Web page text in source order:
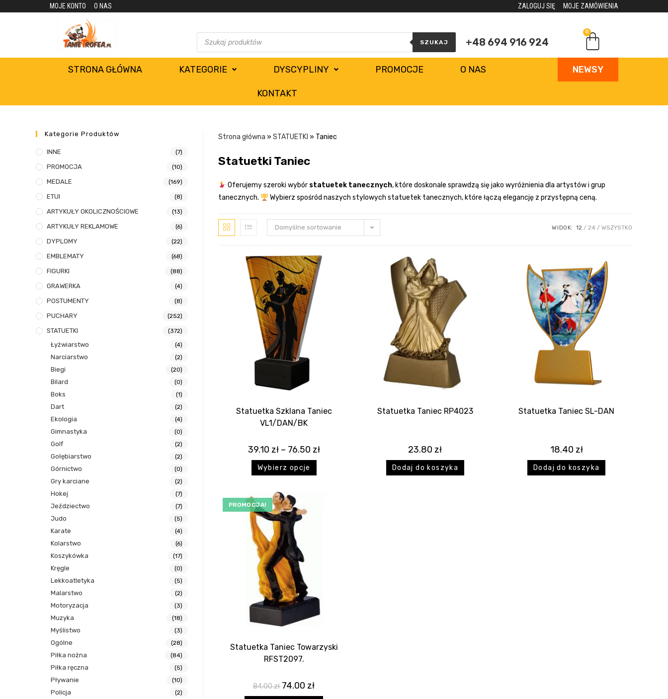
MOJE KONTO O NAS ZALOGUJ SIĘ MOJE ZAMÓWIENIA
SZUKAJ +48 694 916 924
0
STRONA GŁÓWNA KATEGORIE DYSCYPLINY PROMOCJE O NAS
KONTAKT
NEWSY
Strona główna » STATUETKI » Taniec
Statuetki Taniec
Oferujemy szeroki wybór statuetek tanecznych, które doskonale sprawdzą się jako wyróżnienia dla artystów i grup
tanecznych.
Wybierz spośród naszych stylowych statuetek tanecznych, które łączą elegancję z przystępną ceną.
Domyślne sortowanie WIDOK: 12 24 WSZYSTKO
Statuetka Szklana Taniec
VL1/DAN/BK
39.10 zł – 76.50 zł
Wybierz opcje
Statuetka Taniec RP4023
23.80 zł
Dodaj do koszyka
Statuetka Taniec SL-DAN
18.40 zł
Dodaj do koszyka
PROMOCJA!
Statuetka Taniec Towarzyski
RFST2097.
84.00zł 74.00 zł
Kategorie Produktów
INNE (7)
PROMOCJA (10)
MEDALE (169)
ETUI (8)
ARTYKUŁY OKOLICZNOŚCIOWE (13)
ARTYKUŁY REKLAMOWE (6)
DYPLOMY (22)
EMBLEMATY (68)
FIGURKI (88)
GRAWERKA (4)
POSTUMENTY (8)
PUCHARY (252)
STATUETKI (372)
Łyżwiarstwo (4)
Narciarstwo (2)
Biegi (20)
Bilard (0)
Boks (1)
Dart (2)
Ekologia (4)
Gimnastyka (0)
Golf (2)
Gołębiarstwo (2)
Górnictwo (0)
Gry karciane (2)
Hokej (7)
Jeździectwo (7)
Judo (5)
Karate (4)
Kolarstwo (6)
Koszykówka (17)
Kręgle (0)
Lekkoatletyka (5)
Malarstwo (2)
Motoryzacja (3)
Muzyka (18)
Myślistwo (3)
Ogólne (28)
Piłka nożna (84)
Piłka ręczna (5)
Pływanie (10)
Policja (2)